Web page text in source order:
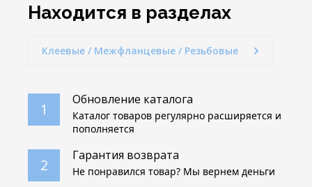
Находится в разделах
Клеевые / Межфланцевые / Резьбовые
1
Обновление каталога
Каталог товаров регулярно расширяется и
пополняется
2
Гарантия возврата
Не понравился товар? Мы вернем деньги